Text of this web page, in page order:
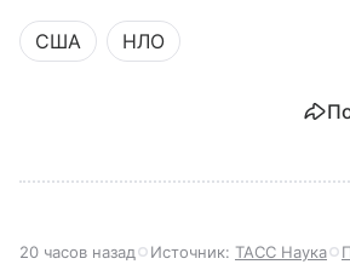
США НЛО
20 часов назад Источник: ТАСС Наука